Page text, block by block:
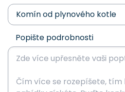
Popište podrobnosti